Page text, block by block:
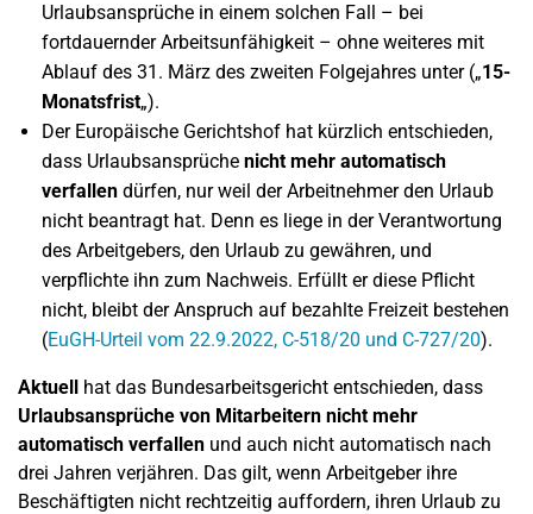
Urlaubsansprüche in einem solchen Fall – bei
fortdauernder Arbeitsunfähigkeit – ohne weiteres mit
Ablauf des 31. März des zweiten Folgejahres unter („15-
Monatsfrist„).
Der Europäische Gerichtshof hat kürzlich entschieden,
dass Urlaubsansprüche nicht mehr automatisch
verfallen dürfen, nur weil der Arbeitnehmer den Urlaub
nicht beantragt hat. Denn es liege in der Verantwortung
des Arbeitgebers, den Urlaub zu gewähren, und
verpflichte ihn zum Nachweis. Erfüllt er diese Pflicht
nicht, bleibt der Anspruch auf bezahlte Freizeit bestehen
(EuGH-Urteil vom 22.9.2022, C-518/20 und C-727/20).
Aktuell hat das Bundesarbeitsgericht entschieden, dass
Urlaubsansprüche von Mitarbeitern nicht mehr
automatisch verfallen und auch nicht automatisch nach
drei Jahren verjähren. Das gilt, wenn Arbeitgeber ihre
Beschäftigten nicht rechtzeitig auffordern, ihren Urlaub zu